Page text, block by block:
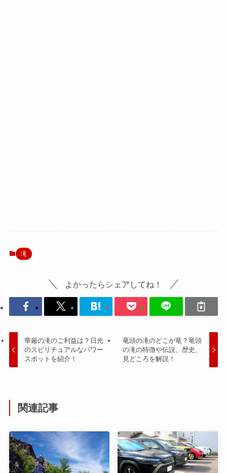
滝
よかったらシェアしてね！
華厳の滝のご利益は？日光
のスピリチュアルなパワー
スポットを紹介！
竜頭の滝のどこが竜？竜頭
の滝の特徴や伝説、歴史、
見どころを解説！
関連記事